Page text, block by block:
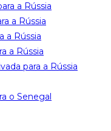
a Rússia
a Rússia
a Rússia
a Rússia
para a Rússia
o Senegal